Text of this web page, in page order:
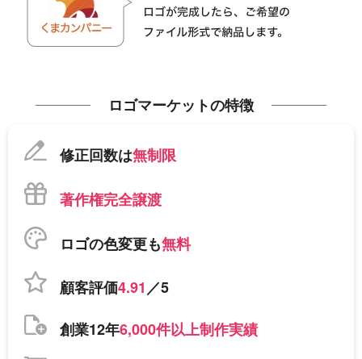
ロゴマーケットの特徴
修正回数は無制限
著作権完全譲渡
ロゴの色変更も無料
顧客評価4.91／5
創業12年6,000件以上制作実績